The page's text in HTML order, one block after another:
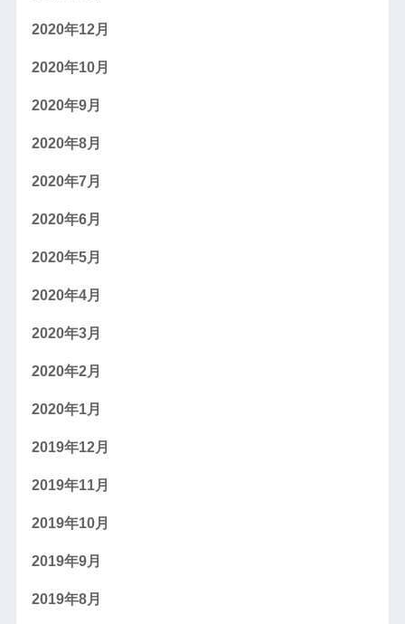
2020年12月
2020年10月
2020年9月
2020年8月
2020年7月
2020年6月
2020年5月
2020年4月
2020年3月
2020年2月
2020年1月
2019年12月
2019年11月
2019年10月
2019年9月
2019年8月